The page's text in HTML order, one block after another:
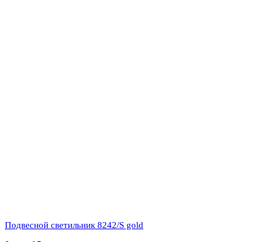
Подвесной светильник 8242/S gold